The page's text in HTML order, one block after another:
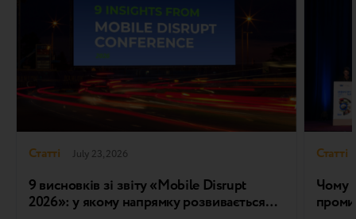
Статті July 23, 2026
9 висновків зі звіту «Mobile Disrupt
2026»: у якому напрямку розвивається
Статті
Чому